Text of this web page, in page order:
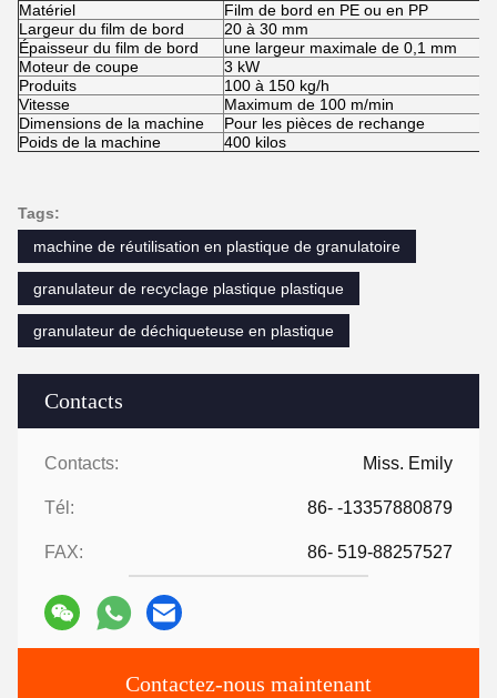
Contacts
Contacts: Miss. Emily
Tél: 86- -13357880879
FAX: 86- 519-88257527
Contactez-nous maintenant
Matériel
Film de bord en PE ou en PP
Largeur du film de bord
20 à 30 mm
Épaisseur du film de bord
une largeur maximale de 0,1 mm
Moteur de coupe
3 kW
Produits
100 à 150 kg/h
Vitesse
Maximum de 100 m/min
Dimensions de la machine
Pour les pièces de rechange
Poids de la machine
400 kilos
Tags:
machine de réutilisation en plastique de granulatoire
granulateur de recyclage plastique plastique
granulateur de déchiqueteuse en plastique